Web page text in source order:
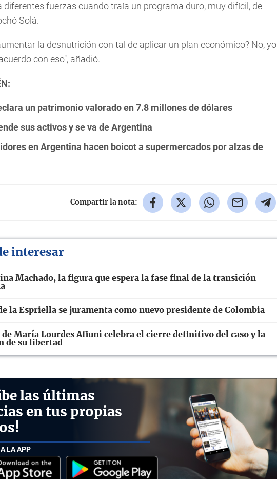
diferentes fuerzas cuando traía un programa duro, muy difícil, de
Solá.
la desnutrición con tal de aplicar un plan económico? No, yo
con eso", añadió.
un patrimonio valorado en 7.8 millones de dólares
sus activos y se va de Argentina
en Argentina hacen boicot a supermercados por alzas de
Compartir la nota:
interesar
Machado, la figura que espera la fase final de la transición
la Espriella se juramenta como nuevo presidente de Colombia
María Lourdes Afiuni celebra el cierre definitivo del caso y la
de su libertad
las últimas
en tus propias
LA APP